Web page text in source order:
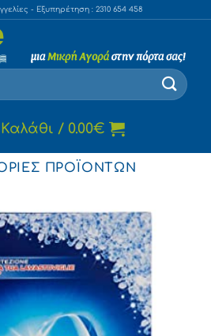
- Εξυπηρέτηση : 2310 654 458
Καλάθι / 0.00€
ΠΡΟΪΌΝΤΩΝ